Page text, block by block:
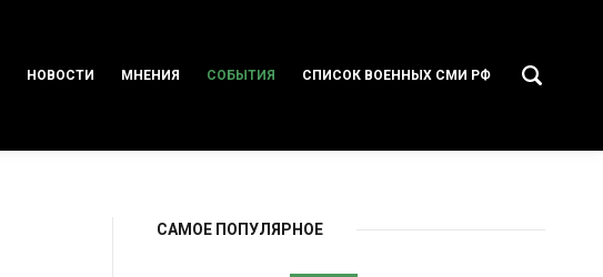
НОВОСТИ МНЕНИЯ СОБЫТИЯ СПИСОК ВОЕННЫХ СМИ РФ
САМОЕ ПОПУЛЯРНОЕ